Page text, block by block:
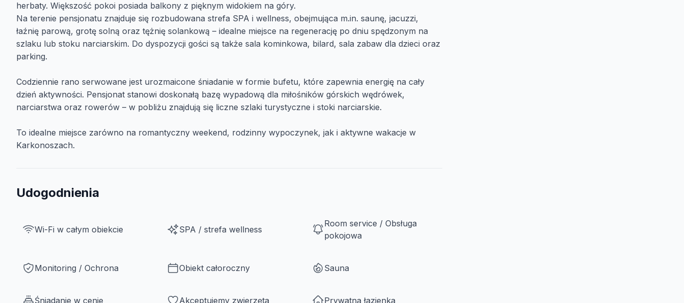
herbaty. Większość pokoi posiada balkony z pięknym widokiem na góry.
Na terenie pensjonatu znajduje się rozbudowana strefa SPA i wellness, obejmująca m.in. saunę, jacuzzi,
łaźnię parową, grotę solną oraz tężnię solankową – idealne miejsce na regenerację po dniu spędzonym na
szlaku lub stoku narciarskim. Do dyspozycji gości są także sala kominkowa, bilard, sala zabaw dla dzieci oraz
parking.
Codziennie rano serwowane jest urozmaicone śniadanie w formie bufetu, które zapewnia energię na cały
dzień aktywności. Pensjonat stanowi doskonałą bazę wypadową dla miłośników górskich wędrówek,
narciarstwa oraz rowerów – w pobliżu znajdują się liczne szlaki turystyczne i stoki narciarskie.
To idealne miejsce zarówno na romantyczny weekend, rodzinny wypoczynek, jak i aktywne wakacje w
Karkonoszach.
Udogodnienia
Wi-Fi w całym obiekcie SPA / strefa wellness
Room service / Obsługa
pokojowa
Monitoring / Ochrona Obiekt całoroczny Sauna
Śniadanie w cenie Akceptujemy zwierzęta Prywatna łazienka